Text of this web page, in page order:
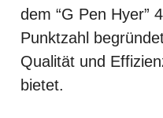
dem “G Pen Hyer”
Punktzahl
Qualität und
bietet.